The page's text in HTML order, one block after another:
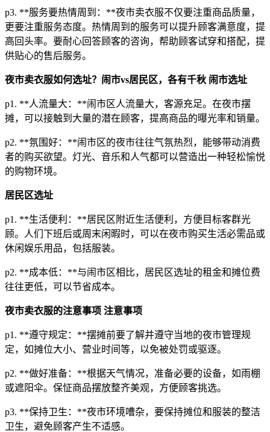
p3. **服务要热情周到：**夜市卖衣服不仅要注重商品质量，
更要注重服务态度。热情周到的服务可以提升顾客满意度，提
高回头率。要耐心回答顾客的咨询，帮助顾客试穿和搭配，提
供贴心的售后服务。
夜市卖衣服如何选址？闹市vs居民区，各有千秋 闹市选址
p1. **人流量大：**闹市区人流量大，客源充足。在夜市摆
摊，可以接触到大量的潜在顾客，提高商品的曝光率和销量。
p2. **氛围好：**闹市区的夜市往往气氛热烈，能够带动消费
者的购买欲望。灯光、音乐和人气都可以营造出一种轻松愉悦
的购物环境。
居民区选址
p1. **生活便利：**居民区附近生活便利，方便目标客群光
顾。人们下班后或周末闲暇时，可以在夜市购买生活必需品或
休闲娱乐用品，包括服装。
p2. **成本低：**与闹市区相比，居民区选址的租金和摊位费
往往更低，可以节省成本。
夜市卖衣服的注意事项 注意事项
p1. **遵守规定：**摆摊前要了解并遵守当地的夜市管理规
定，如摊位大小、营业时间等，以免被处罚或驱逐。
p2. **做好准备：**根据天气情况，准备必要的设备，如雨棚
或遮阳伞。保怔商品摆放整齐美观，方便顾客挑选。
p3. **保持卫生：**夜市环境嘈杂，要保持摊位和服装的整洁
卫生，避免顾客产生不适感。